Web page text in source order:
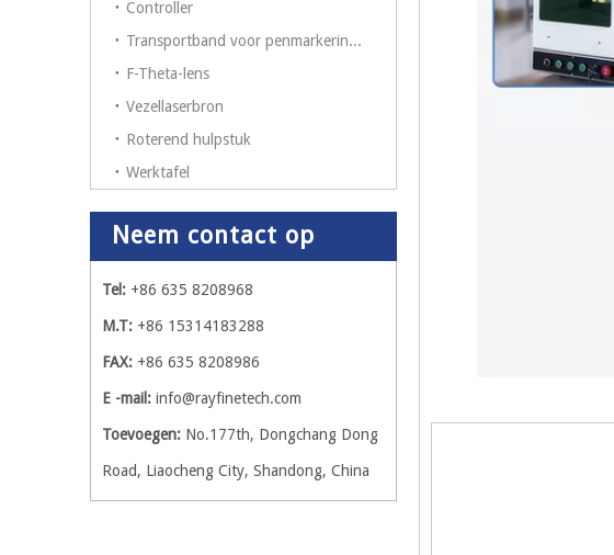
Controller
Transportband voor penmarkering op fiberlasermarkeermachine
F-Theta-lens
Vezellaserbron
Roterend hulpstuk
Werktafel
Neem contact op
Tel: +86 635 8208968
M.T: +86 15314183288
FAX: +86 635 8208986
E -mail: info@rayfinetech.com
Toevoegen: No.177th, Dongchang Dong
Road, Liaocheng City, Shandong, China